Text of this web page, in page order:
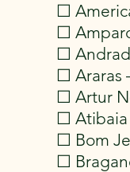
☐
☐
☐
☐ Araras
☐ Artur
☐ Atibaia
☐ Bom
☐